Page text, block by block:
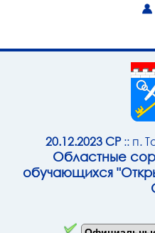
20.12.2023 СР:: п.
Областные
обучающихся